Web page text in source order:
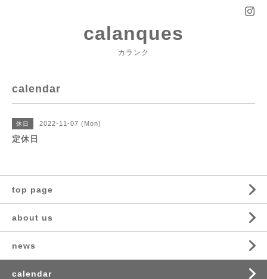
calanques
カランク
calendar
休日 2022-11-07 (Mon)
定休日
top page
about us
news
calendar